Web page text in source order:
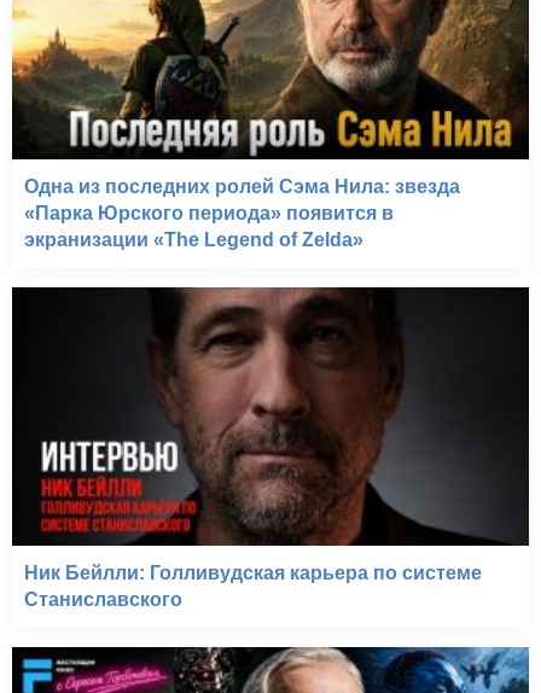
Одна из последних ролей Сэма Нила: звезда
«Парка Юрского периода» появится в
экранизации «The Legend of Zelda»
Ник Бейлли: Голливудская карьера по системе
Станиславского